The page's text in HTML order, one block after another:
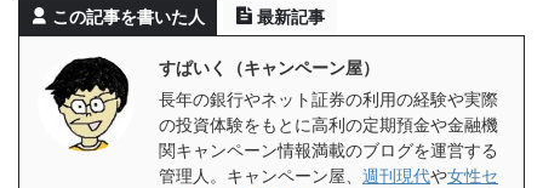
この記事を書いた人 最新記事
すぱいく（キャンペーン屋）
長年の銀行やネット証券の利用の経験や実際
の投資体験をもとに高利の定期預金や金融機
関キャンペーン情報満載のブログを運営する
管理人。キャンペーン屋、 週刊現代や女性セ